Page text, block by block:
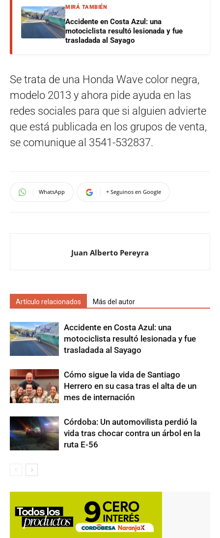
MIRÁ TAMBIÉN
Accidente en Costa Azul: una
motociclista resultó lesionada y fue
trasladada al Sayago
Se trata de una Honda Wave color negra,
modelo 2013 y ahora pide ayuda en las
redes sociales para que si alguien advierte
que está publicada en los grupos de venta,
se comunique al 3541-532837.
WhatsApp + Seguinos en Google
Juan Alberto Pereyra
Artículo relacionados Más del autor
Accidente en Costa Azul: una
motociclista resultó lesionada y fue
trasladada al Sayago
Cómo sigue la vida de Santiago
Herrero en su casa tras el alta de un
mes de internación
Córdoba: Un automovilista perdió la
vida tras chocar contra un árbol en la
ruta E-56